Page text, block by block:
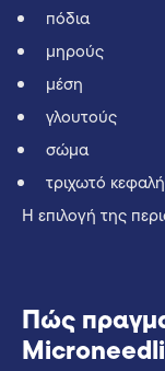
πόδια
μηρούς
μέση
γλουτούς
σώμα
τριχωτό
Η επιλογή της
Πώς